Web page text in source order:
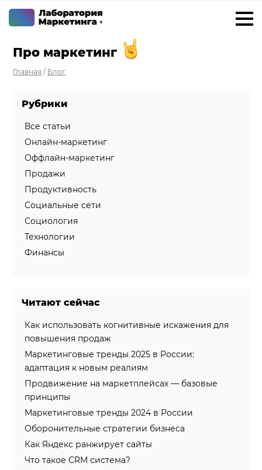
г. Новосибирск
Внедрение Битрикс24
Внедрение amoCRM
Разработка CRM на заказ
Маркетинг «под ключ»
Разработка сайтов
Разработка чат-ботов
Система продаж для туристического бизнеса
Повышение конверсии сайтов
Акции
Проекты
Блог
Контакты
Про маркетинг
Главная / Блог
Рубрики
Все статьи
Онлайн-маркетинг
Оффлайн-маркетинг
Продажи
Продуктивность
Социальные сети
Социология
Технологии
Финансы
Читают сейчас
Как использовать когнитивные искажения для
повышения продаж
Маркетинговые тренды 2025 в России:
адаптация к новым реалиям
Продвижение на маркетплейсах — базовые
принципы
Маркетинговые тренды 2024 в России
Оборонительные стратегии бизнеса
Как Яндекс ранжирует сайты
Что такое CRM система?